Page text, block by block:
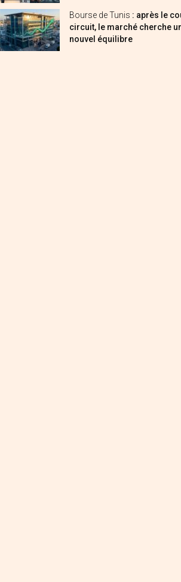
Bourse de Tunis : après le
circuit, le marché cherche
nouvel équilibre